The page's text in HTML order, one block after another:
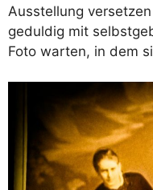
Ausstellung
geduldig mit
Foto warten, in dem